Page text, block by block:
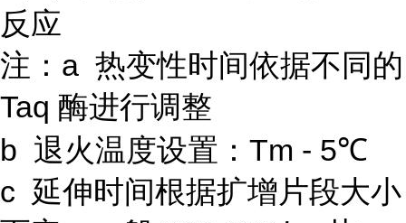
反应
注：a 热变性时间依据不同的
Taq 酶进行调整
b 退火温度设置：Tm - 5℃
c 延伸时间根据扩增片段大小